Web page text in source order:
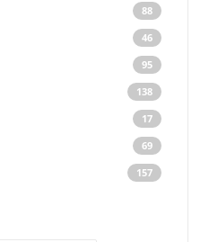
88
46
95
138
17
69
157